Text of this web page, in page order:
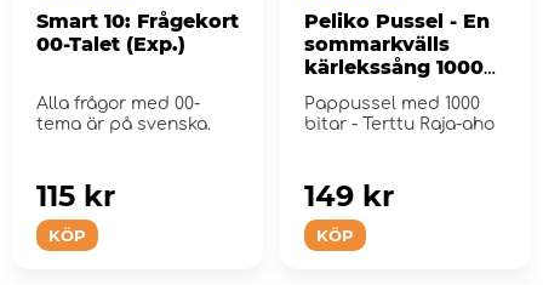
Smart 10: Frågekort
00-Talet (Exp.)
Alla frågor med 00-
tema är på svenska.
KÖP
115 kr
Peliko Pussel - En
sommarkvälls
kärlekssång 1000
Pappussel med 1000
bitar - Terttu Raja-aho
KÖP
149 kr